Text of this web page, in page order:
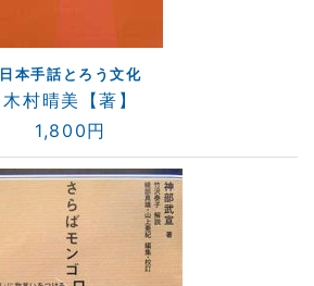
日本手話とろう文化
木村晴美【著】
1,800円